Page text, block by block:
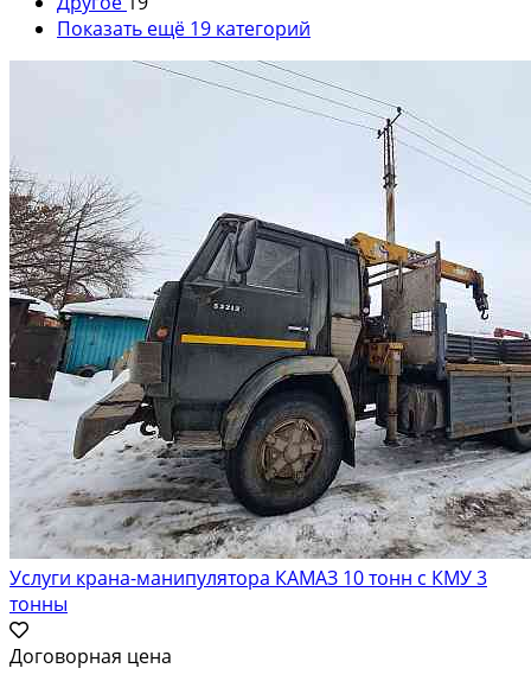
Показать ещё 19 категорий
Услуги крана-манипулятора КАМАЗ 10 тонн с КМУ 3
тонны
Договорная цена